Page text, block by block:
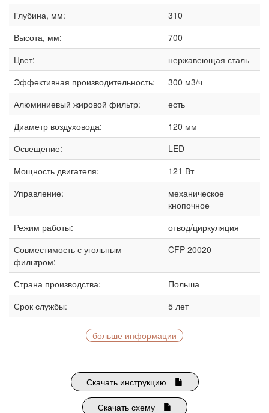
Глубина, мм:
310
Высота, мм:
700
Цвет:
нержавеющая сталь
Эффективная производительность:
300 м3/ч
Алюминиевый жировой фильтр:
есть
Диаметр воздуховода:
120 мм
Освещение:
LED
Мощность двигателя:
121 Вт
Управление:
механическое
кнопочное
Режим работы:
отвод/циркуляция
Совместимость с угольным
фильтром:
CFP 20020
Страна производства:
Польша
Срок службы:
5 лет
больше информации
Скачать инструкцию
Скачать схему